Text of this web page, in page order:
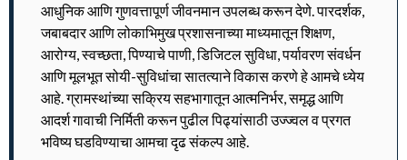
आधुनिक आणि गुणवत्तापूर्ण जीवनमान उपलब्ध करून देणे. पारदर्शक,
जबाबदार आणि लोकाभिमुख प्रशासनाच्या माध्यमातून शिक्षण,
आरोग्य, स्वच्छता, पिण्याचे पाणी, डिजिटल सुविधा, पर्यावरण संवर्धन
आणि मूलभूत सोयी-सुविधांचा सातत्याने विकास करणे हे आमचे ध्येय
आहे. ग्रामस्थांच्या सक्रिय सहभागातून आत्मनिर्भर, समृद्ध आणि
आदर्श गावाची निर्मिती करून पुढील पिढ्यांसाठी उज्ज्वल व प्रगत
भविष्य घडविण्याचा आमचा दृढ संकल्प आहे.